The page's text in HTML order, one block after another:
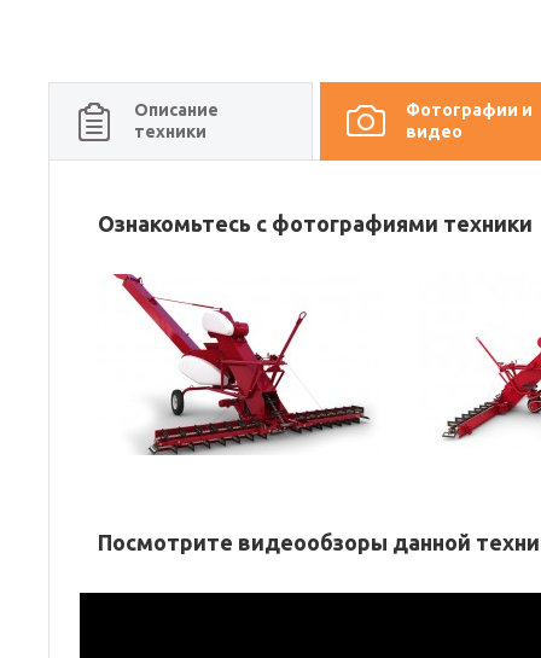
Описание
техники
Фотографии и
видео
Ознакомьтесь с фотографиями техники
Посмотрите видеообзоры данной